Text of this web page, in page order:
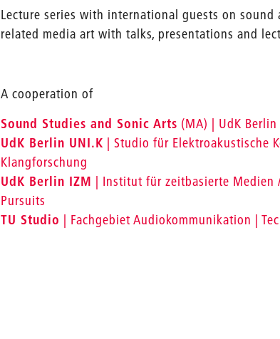
Lecture series with international guests on
related media art with talks, presentations and
A cooperation of
Sound Studies and Sonic Arts (MA) | UdK Berlin
UdK Berlin UNI.K | Studio für Elektroakustische
Klangforschung
UdK Berlin IZM | Institut für zeitbasierte Medien
Pursuits
TU Studio | Fachgebiet Audiokommunikation |